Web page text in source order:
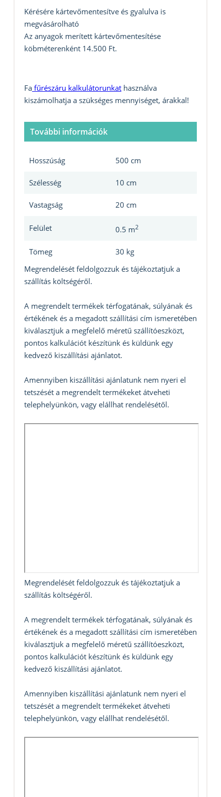
Kérésére kártevőmentesítve és gyalulva is
megvásárolható
Az anyagok merített kártevőmentesítése
köbméterenként 14.500 Ft.
Fa fűrészáru kalkulátorunkat használva
kiszámolhatja a szükséges mennyiséget, árakkal!
További információk
Hosszúság 500 cm
Szélesség 10 cm
Vastagság 20 cm
Felület 0.5 m2
Tömeg
30 kg
Megrendelését feldolgozzuk és tájékoztatjuk a
szállítás költségéről.
A megrendelt termékek térfogatának, súlyának és
értékének és a megadott szállítási cím ismeretében
kiválasztjuk a megfelelő méretű szállítóeszközt,
pontos kalkulációt készítünk és küldünk egy
kedvező kiszállítási ajánlatot.
Amennyiben kiszállítási ajánlatunk nem nyeri el
tetszését a megrendelt termékeket átveheti
telephelyünkön, vagy elállhat rendelésétől.
Megrendelését feldolgozzuk és tájékoztatjuk a
szállítás költségéről.
A megrendelt termékek térfogatának, súlyának és
értékének és a megadott szállítási cím ismeretében
kiválasztjuk a megfelelő méretű szállítóeszközt,
pontos kalkulációt készítünk és küldünk egy
kedvező kiszállítási ajánlatot.
Amennyiben kiszállítási ajánlatunk nem nyeri el
tetszését a megrendelt termékeket átveheti
telephelyünkön, vagy elállhat rendelésétől.